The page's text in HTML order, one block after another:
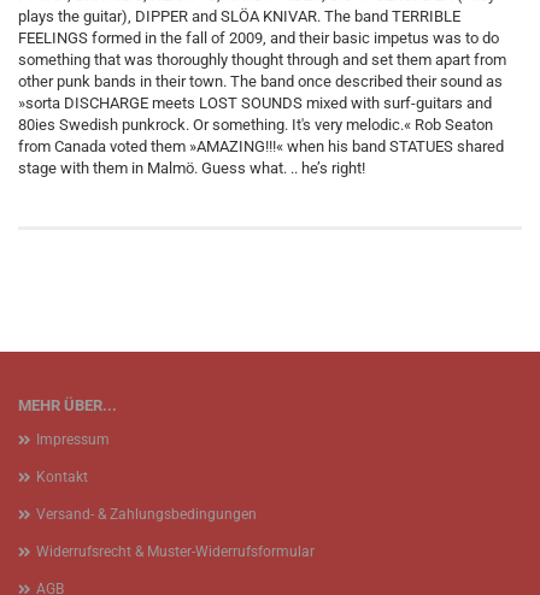
plays the guitar), DIPPER and SLÖA KNIVAR. The band TERRIBLE
FEELINGS formed in the fall of 2009, and their basic impetus was to do
something that was thoroughly thought through and set them apart from
other punk bands in their town. The band once described their sound as
»sorta DISCHARGE meets LOST SOUNDS mixed with surf-guitars and
80ies Swedish punkrock. Or something. It's very melodic.« Rob Seaton
from Canada voted them »AMAZING!!!« when his band STATUES shared
stage with them in Malmö. Guess what. .. he’s right!
MEHR ÜBER...
Impressum
Kontakt
Versand- & Zahlungsbedingungen
Widerrufsrecht & Muster-Widerrufsformular
AGB